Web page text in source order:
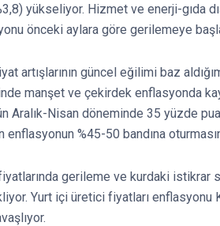
yükseliyor. Hizmet ve enerji-gıda
önceki aylara göre gerilemeye
artışlarının güncel eğilimi baz
manşet ve çekirdek enflasyonda
Aralık-Nisan döneminde 35 yüzde
enflasyonun %45-50 bandına
gerileme ve kurdaki istikrar
Yurt içi üretici fiyatları enflasyonu